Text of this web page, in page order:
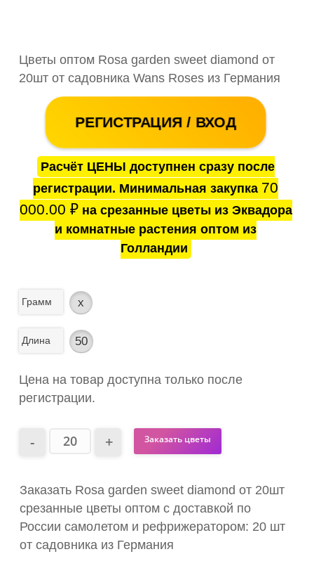
Цветы оптом Rosa garden sweet diamond от
20шт от садовника Wans Roses из Германия
РЕГИСТРАЦИЯ / ВХОД
Расчёт ЦЕНЫ доступнен сразу после
регистрации. Минимальная закупка 70
000.00 ₽на срезанные цветы из Эквадора
и комнатные растения оптом из
Голландии
Грамм x
Длина 50
Цена на товар доступна только после
регистрации.
Заказать цветы
Заказать Rosa garden sweet diamond от 20шт
срезанные цветы оптом с доставкой по
России самолетом и рефрижератором: 20 шт
от садовника из Германия